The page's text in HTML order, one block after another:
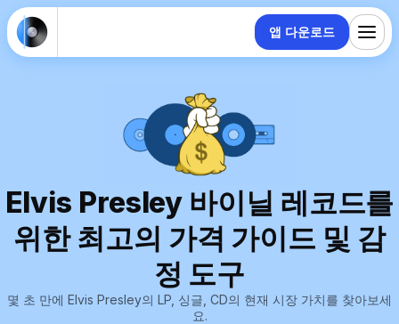
앱 다운로드
Elvis Presley 바이닐 레코드를
위한 최고의 가격 가이드 및 감
정 도구
몇 초 만에 Elvis Presley의 LP, 싱글, CD의 현재 시장 가치를 찾아보세
요.